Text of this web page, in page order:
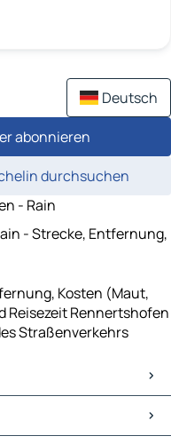
Deutsch
abonnieren
durchsuchen
- Rain
- Strecke, Entfernung,
Kosten (Maut,
Reisezeit Rennertshofen
Straßenverkehrs